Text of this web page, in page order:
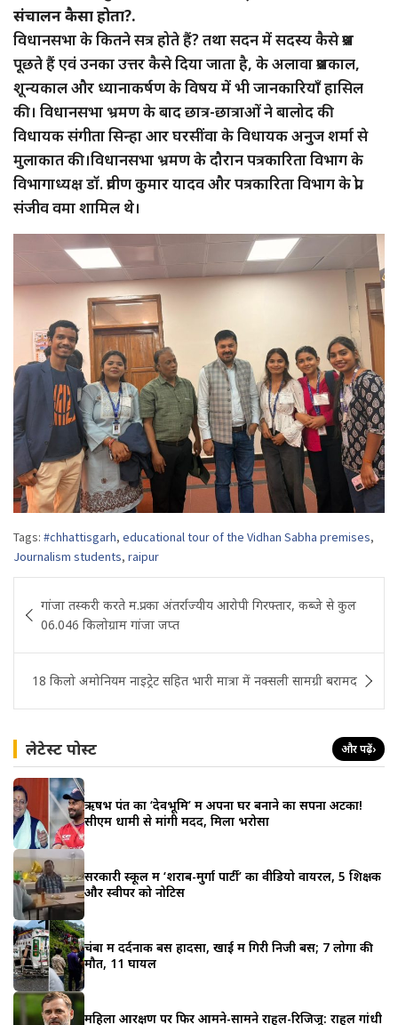
संचालन कैसा होता?.
विधानसभा के कितने सत्र होते हैं? तथा सदन में सदस्य कैसे प्रश्न
पूछते हैं एवं उनका उत्तर कैसे दिया जाता है, के अलावा प्रश्नकाल,
शून्यकाल और ध्यानाकर्षण के विषय में भी जानकारियाँ हासिल
की। विधानसभा भ्रमण के बाद छात्र-छात्राओं ने बालोद की
विधायक संगीता सिन्हा आर घरसींवा के विधायक अनुज शर्मा से
मुलाकात की।विधानसभा भ्रमण के दौरान पत्रकारिता विभाग के
विभागाध्यक्ष डॉ. प्रवीण कुमार यादव और पत्रकारिता विभाग के प्रो.
संजीव वमा शामिल थे।
Tags: #chhattisgarh, educational tour of the Vidhan Sabha premises,
Journalism students, raipur
Post
navigation
गांजा तस्करी करते म.प्र. का अंतर्राज्यीय आरोपी गिरफ्तार, कब्जे से कुल
06.046 किलोग्राम गांजा जप्त
18 किलो अमोनियम नाइट्रेट सहित भारी मात्रा में नक्सली सामग्री बरामद
लेटेस्ट पोस्ट और पढ़ें›
ऋषभ पंत का ‘देवभूमि’ में अपना घर बनाने का सपना अटका!
सीएम धामी से मांगी मदद, मिला भरोसा
सरकारी स्कूल में ‘शराब-मुर्गा पार्टी’ का वीडियो वायरल, 5 शिक्षक
और स्वीपर को नोटिस
चंबा में दर्दनाक बस हादसा, खाई में गिरी निजी बस; 7 लोगों की
मौत, 11 घायल
महिला आरक्षण पर फिर आमने-सामने राहुल-रिजिजू: राहुल गांधी